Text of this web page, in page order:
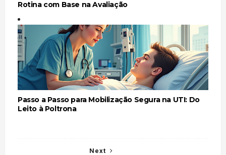
Rotina com Base na Avaliação
Passo a Passo para Mobilização Segura na UTI: Do
Leito à Poltrona
Next